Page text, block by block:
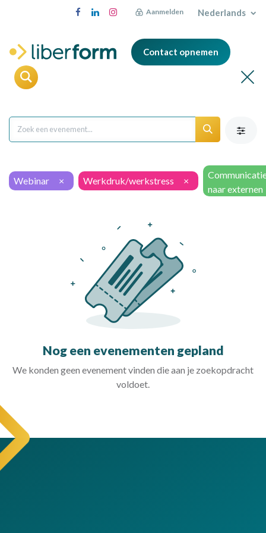
Aanmelden Nederlands
Contact opnemen
Webinar × Werkdruk/werkstress ×
naar externen
Nog een evenementen gepland
We konden geen evenement vinden die aan je zoekopdracht
voldoet.